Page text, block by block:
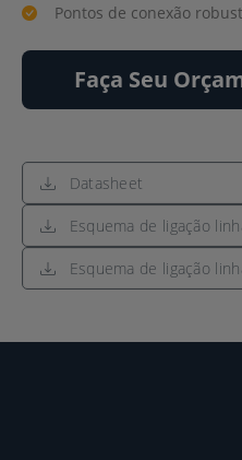
Pontos de conexão
Faça Seu
Datasheet
Esquema de ligação
Esquema de ligação